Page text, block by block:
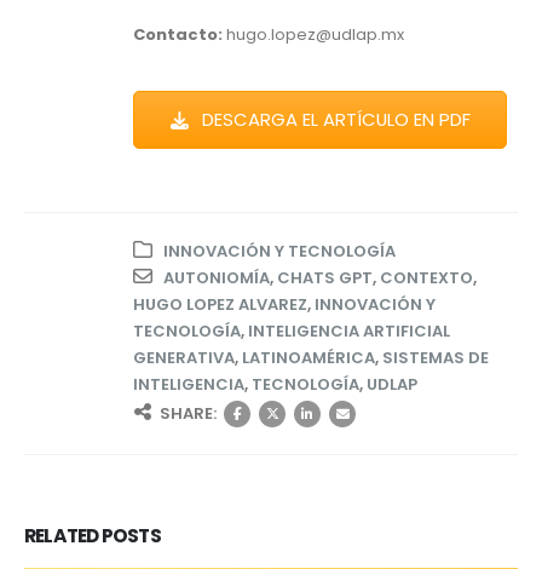
Contacto: hugo.lopez@udlap.mx
DESCARGA EL ARTÍCULO EN PDF
INNOVACIÓN Y TECNOLOGÍA
AUTONIOMÍA, CHATS GPT, CONTEXTO,
HUGO LOPEZ ALVAREZ, INNOVACIÓN Y
TECNOLOGÍA, INTELIGENCIA ARTIFICIAL
GENERATIVA, LATINOAMÉRICA, SISTEMAS DE
INTELIGENCIA, TECNOLOGÍA, UDLAP
SHARE:
RELATEDPOSTS